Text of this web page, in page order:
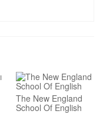
The New England
School Of English